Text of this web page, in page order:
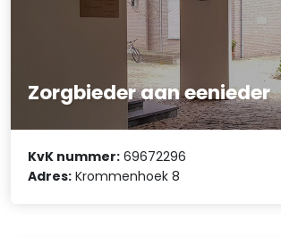
Zorgbieder aan eenieder
KvK nummer: 69672296
Adres: Krommenhoek 8